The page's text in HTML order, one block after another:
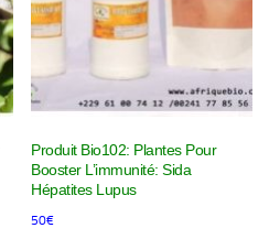
Produit Bio102: Plantes Pour
Booster L’immunité: Sida
Hépatites Lupus
50€